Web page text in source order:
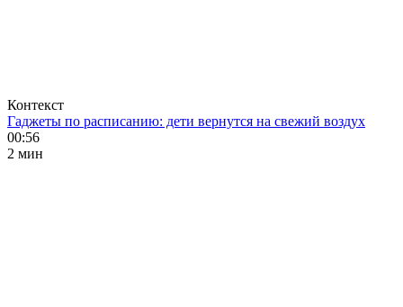
Контекст
Гаджеты по расписанию: дети вернутся на свежий воздух
00:56
2 мин